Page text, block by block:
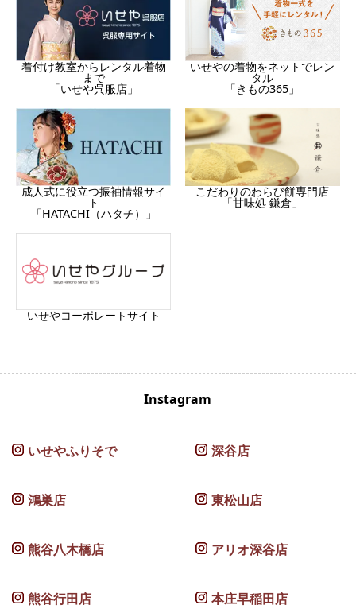
着付け教室からレンタル着物
まで
「いせや呉服店」
いせやの着物をネットでレン
タル
「きもの365」
成人式に役立つ振袖情報サイ
ト
「HATACHI（ハタチ）」
こだわりのわらび餅専門店
「甘味処 鎌倉」
いせやコーポレートサイト
Instagram
いせやふりそで 深谷店
鴻巣店 東松山店
熊谷八木橋店 アリオ深谷店
熊谷行田店 本庄早稲田店